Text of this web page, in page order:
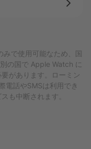
で使用可能なため、国
の国で Apple Watch に
があります。ローミン
電話やSMSは利用でき
も中断されます。